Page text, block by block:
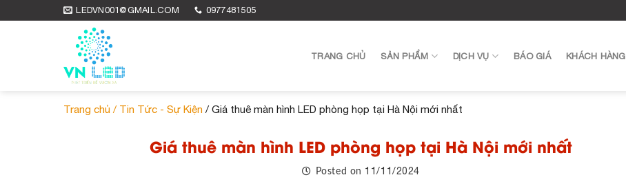
LEDVN001@GMAIL.COM 0977481505
TRANG CHỦ SẢN PHẨM DỊCH VỤ BÁO GIÁ KHÁCH HÀNG
Trang chủ / Tin Tức - Sự Kiện / Giá thuê màn hình LED phòng họp tại Hà Nội mới nhất
Giá thuê màn hình LED phòng họp tại Hà Nội mới nhất
Posted on 11/11/2024